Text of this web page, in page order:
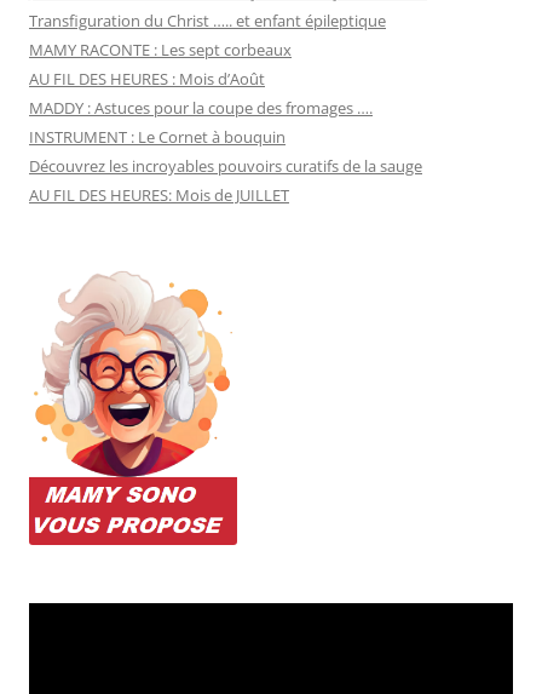
Transfiguration du Christ ….. et enfant épileptique
MAMY RACONTE : Les sept corbeaux
AU FIL DES HEURES : Mois d’Août
MADDY : Astuces pour la coupe des fromages ….
INSTRUMENT : Le Cornet à bouquin
Découvrez les incroyables pouvoirs curatifs de la sauge
AU FIL DES HEURES: Mois de JUILLET